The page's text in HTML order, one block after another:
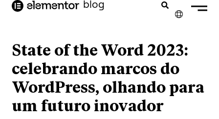
conteúdo
blog
ENGLISH
FRANÇAIS
NEDERLANDS
DEUTSCH
State of the Word 2023:
celebrando marcos do
WordPress, olhando para
um futuro inovador